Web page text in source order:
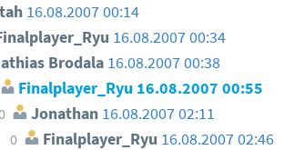
16.08.2007 00:14
16.08.2007 00:34
Brodala 16.08.2007 00:38
Finalplayer_Ryu 16.08.2007 00:55
Jonathan 16.08.2007 02:11
0 Finalplayer_Ryu 16.08.2007 02:46